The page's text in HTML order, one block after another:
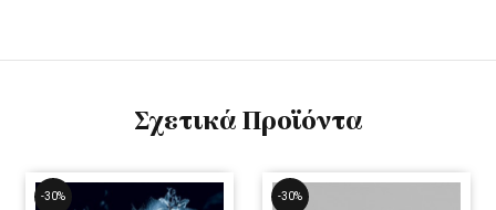
Σχετικά Προϊόντα
-30% -30%